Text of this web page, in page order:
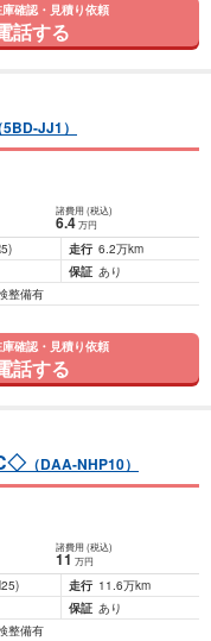
確認・見積り依頼
話する
5BD-JJ1）
諸費用 (税込)
6.4 万円
走行 6.2万km
保証 あり
整備有
確認・見積り依頼
話する
（DAA-NHP10）
諸費用 (税込)
11 万円
走行 11.6万km
保証 あり
整備有